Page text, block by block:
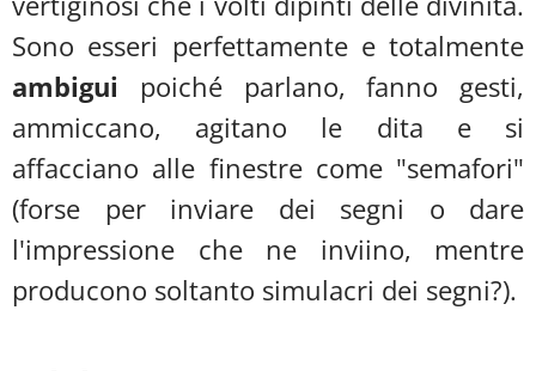
Sono esseri perfettamente e totalmente
ambigui poiché parlano, fanno gesti,
ammiccano, agitano le dita e si
affacciano alle finestre come "semafori"
(forse per inviare dei segni o dare
l'impressione che ne inviino, mentre
producono soltanto simulacri dei segni?).